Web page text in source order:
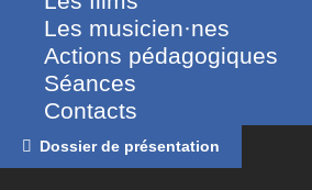
Les musicien·nes
Actions pédagogiques
Séances
Contacts
Dossier de présentation